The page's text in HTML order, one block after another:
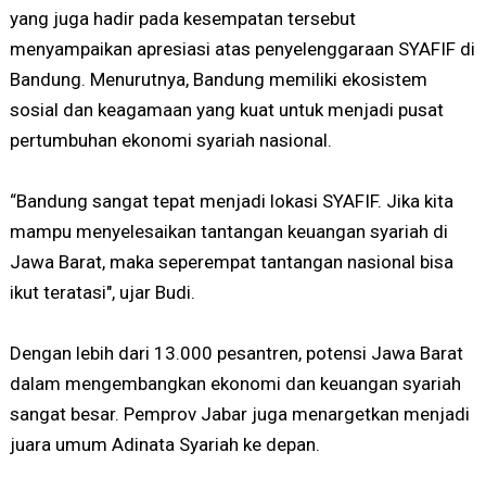
yang juga hadir pada kesempatan tersebut
menyampaikan apresiasi atas penyelenggaraan SYAFIF di
Bandung. Menurutnya, Bandung memiliki ekosistem
sosial dan keagamaan yang kuat untuk menjadi pusat
pertumbuhan ekonomi syariah nasional.
“Bandung sangat tepat menjadi lokasi SYAFIF. Jika kita
mampu menyelesaikan tantangan keuangan syariah di
Jawa Barat, maka seperempat tantangan nasional bisa
ikut teratasi", ujar Budi.
Dengan lebih dari 13.000 pesantren, potensi Jawa Barat
dalam mengembangkan ekonomi dan keuangan syariah
sangat besar. Pemprov Jabar juga menargetkan menjadi
juara umum Adinata Syariah ke depan.